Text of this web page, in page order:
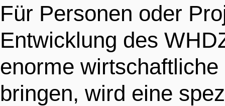
Für Personen oder
Entwicklung des
enorme
bringen, wird eine